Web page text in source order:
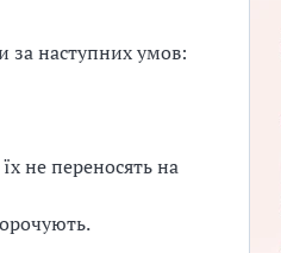
за наступних умов:
не переносять на